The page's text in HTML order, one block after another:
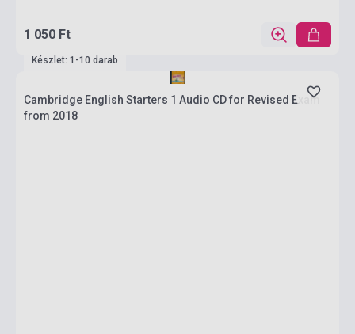
1 050 Ft
Készlet: 1-10 darab
Cambridge English Starters 1 Audio CD for Revised Exam
from 2018